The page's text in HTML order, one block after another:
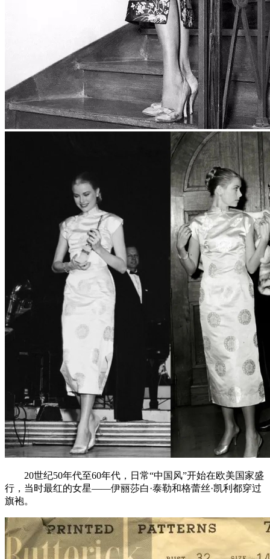
20世纪50年代至60年代，日常“中国风”开始在欧美国家盛
行，当时最红的女星——伊丽莎白·泰勒和格蕾丝·凯利都穿过
旗袍。